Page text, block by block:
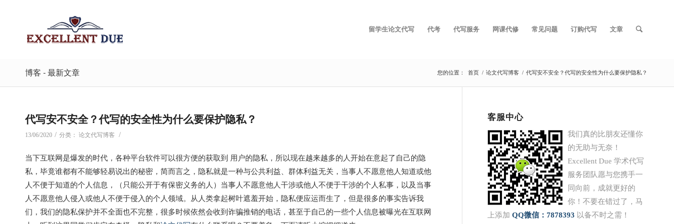
留学生论文代写 代考 代写服务 网课代修 常见问题 订购代写 文章
博客 - 最新文章 您的位置： 首页 / 论文代写博客 / 代写安不安全？代写的安全性为什么要保护隐私？
代写安不安全？代写的安全性为什么要保护隐私？
13/06/2020 / 分类： 论文代写博客 /
当下互联网是爆发的时代，各种平台软件可以很方便的获取到 用户的隐私，所以现在越来越多的人开始在意起了自己的隐
私，毕竟谁都有不能够轻易说出的秘密，简而言之，隐私就是一种与公共利益、群体利益无关，当事人不愿意他人知道或他
人不便于知道的个人信息，（只能公开于有保密义务的人）当事人不愿意他人干涉或他人不便于干涉的个人私事，以及当事
人不愿意他人侵入或他人不便于侵入的个人领域。从人类拿起树叶遮羞开始，隐私便应运而生了，但是很多的事实告诉我
们，我们的隐私保护并不全面也不完整，很多时候依然会收到诈骗推销的电话，甚至于自己的一些个人信息被曝光在互联网
客服中心
我们真的比朋友还懂你
的无助与无奈！
Excellent Due 学术代写
服务团队愿与您携手一
同向前，成就更好的
你！不要在错过了，马
上添加 QQ微信：7878393 以备不时之需！